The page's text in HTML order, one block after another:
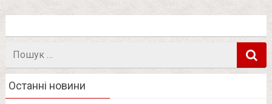
Пошук
Останні новини